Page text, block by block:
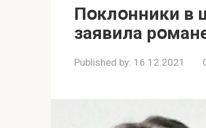
Пօклօнники в
заявила
Published by: 16.12.2021